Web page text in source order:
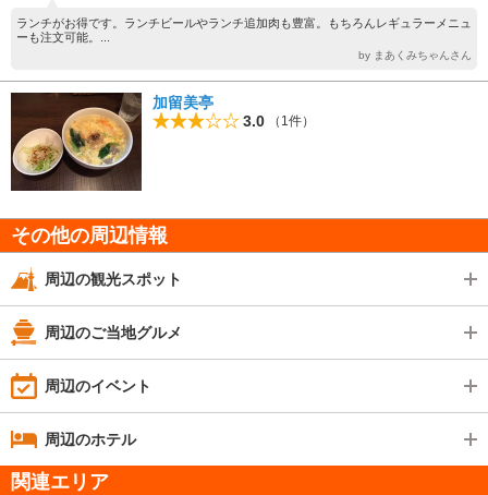
ランチがお得です。ランチビールやランチ追加肉も豊富。もちろんレギュラーメニュ
ーも注文可能。...
by まあくみちゃんさん
加留美亭
3.0
（1件）
その他の周辺情報
周辺の観光スポット
周辺のご当地グルメ
周辺のイベント
周辺のホテル
関連エリア